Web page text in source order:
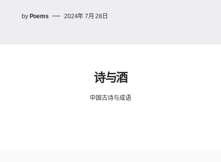
by Poems 2024年 7月 28日
诗与酒
中国古诗与成语